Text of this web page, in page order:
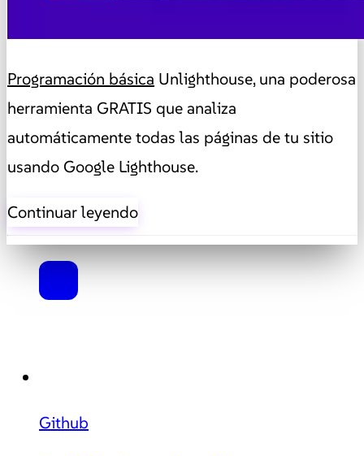
Programación básica Unlighthouse, una poderosa
herramienta GRATIS que analiza
automáticamente todas las páginas de tu sitio
usando Google Lighthouse.
Continuar leyendo
Github